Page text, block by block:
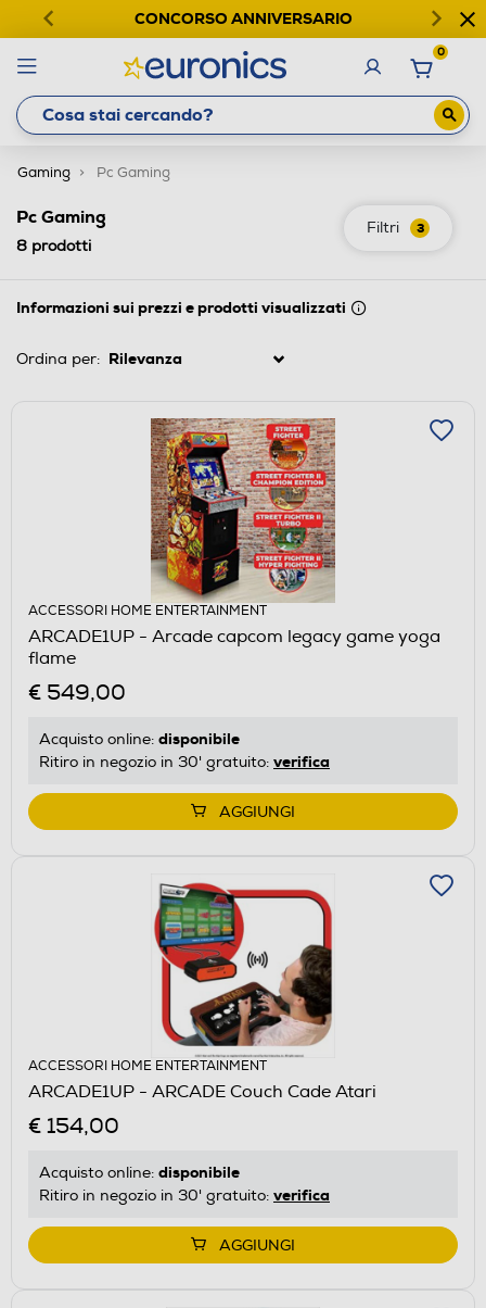
CONCORSO ANNIVERSARIO
0
Gaming Pc Gaming
Filtri 3
Pc Gaming
8 prodotti
Informazioni sui prezzi e prodotti visualizzati
Ordina per:
ACCESSORI HOME ENTERTAINMENT
ARCADE1UP - Arcade capcom legacy game yoga
flame
€ 549,00
Acquisto online: disponibile
Ritiro in negozio in 30' gratuito: verifica
AGGIUNGI
ACCESSORI HOME ENTERTAINMENT
ARCADE1UP - ARCADE Couch Cade Atari
€ 154,00
Acquisto online: disponibile
Ritiro in negozio in 30' gratuito: verifica
AGGIUNGI